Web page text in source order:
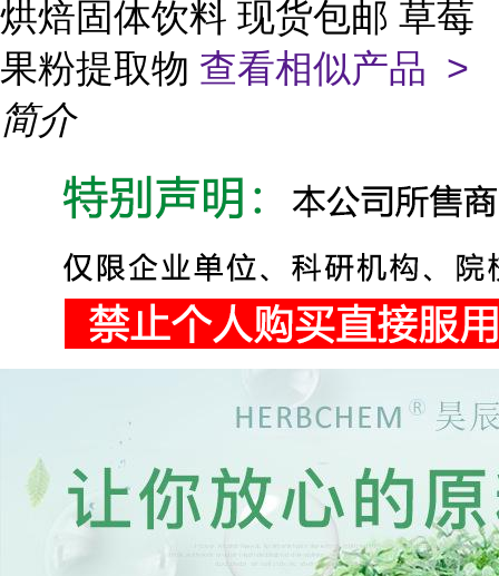
烘焙固体饮料 现货包邮 草莓
果粉提取物 查看相似产品 >
简介